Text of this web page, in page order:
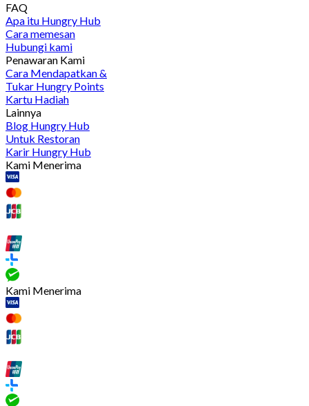
FAQ
Apa itu Hungry Hub
Cara memesan
Hubungi kami
Penawaran Kami
Cara Mendapatkan &
Tukar Hungry Points
Kartu Hadiah
Lainnya
Blog Hungry Hub
Untuk Restoran
Karir Hungry Hub
Kami Menerima
Kami Menerima